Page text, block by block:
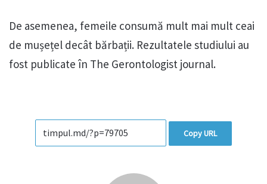
De asemenea, femeile consumă mult mai mult ceai
de mușețel decât bărbații. Rezultatele studiului au
fost publicate în The Gerontologist journal.
Copy URL